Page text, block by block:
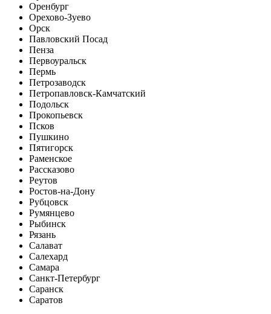
Оренбург
Орехово-Зуево
Орск
Павловский Посад
Пенза
Первоуральск
Пермь
Петрозаводск
Петропавловск-Камчатский
Подольск
Прокопьевск
Псков
Пушкино
Пятигорск
Раменское
Рассказово
Реутов
Ростов-на-Дону
Рубцовск
Румянцево
Рыбинск
Рязань
Салават
Салехард
Самара
Санкт-Петербург
Саранск
Саратов